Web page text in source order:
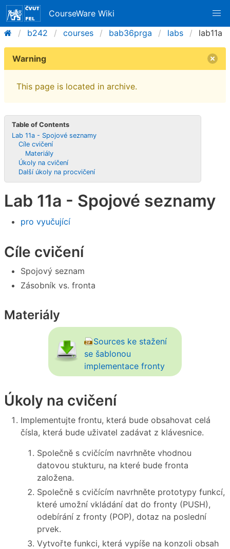
CourseWare Wiki
b242
courses bab36prga labs lab11a
Warning
This page is located in archive.
Table of Contents
Lab 11a - Spojové seznamy
Cíle cvičení
Materiály
Úkoly na cvičení
Další úkoly na procvičení
Lab 11a - Spojové seznamy
pro vyučující
Cíle cvičení
Spojový seznam
Zásobník vs. fronta
Materiály
Sources ke stažení
se šablonou
implementace fronty
Úkoly na cvičení
Implementujte frontu, která bude obsahovat celá
čísla, která bude uživatel zadávat z klávesnice.
Společně s cvičícím navrhněte vhodnou
datovou stukturu, na které bude fronta
založena.
Společně s cvičícím navrhněte prototypy funkcí,
které umožní vkládání dat do fronty (PUSH),
odebírání z fronty (POP), dotaz na poslední
prvek.
Vytvořte funkci, která vypíše na konzoli obsah